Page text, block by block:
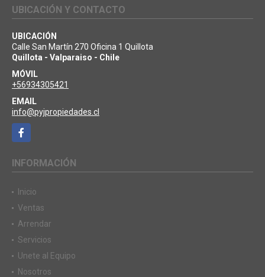
UBICACIÓN Y CONTACTO
UBICACIÓN
Calle San Martín 270 Oficina 1 Quillota
Quillota - Valparaiso - Chile
MÓVIL
+56934305421
EMAIL
info@pyjpropiedades.cl
Facebook
INFORMACIÓN
Inicio
Ventas
Arrendar
Servicios
Unete al Equipo
Nosotros